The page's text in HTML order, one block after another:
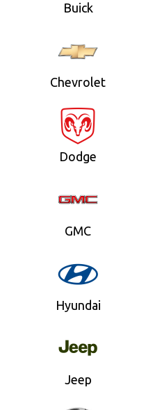
Buick
Chevrolet
Dodge
GMC
Hyundai
Jeep